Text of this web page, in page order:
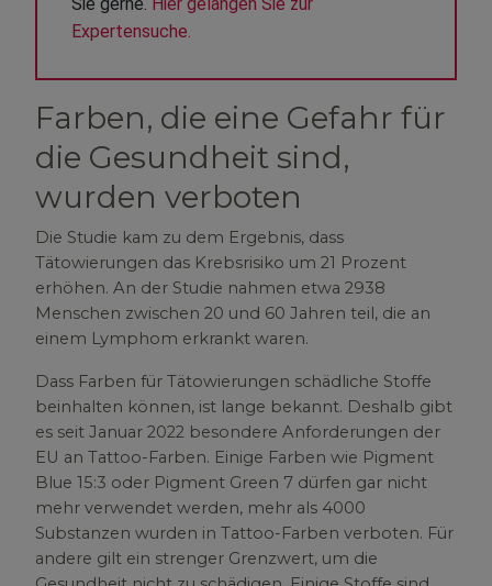
Expertensuche.
Farben, die eine Gefahr für
die Gesundheit sind,
wurden verboten
Die Studie kam zu dem Ergebnis, dass
Tätowierungen das Krebsrisiko um 21 Prozent
erhöhen. An der Studie nahmen etwa 2938
Menschen zwischen 20 und 60 Jahren teil, die an
einem Lymphom erkrankt waren.
Dass Farben für Tätowierungen schädliche Stoffe
beinhalten können, ist lange bekannt. Deshalb gibt
es seit Januar 2022 besondere Anforderungen der
EU an Tattoo-Farben. Einige Farben wie Pigment
Blue 15:3 oder Pigment Green 7 dürfen gar nicht
mehr verwendet werden, mehr als 4000
Substanzen wurden in Tattoo-Farben verboten. Für
andere gilt ein strenger Grenzwert, um die